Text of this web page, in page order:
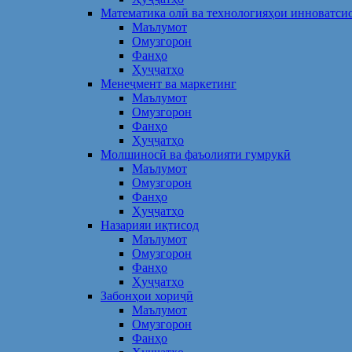
Математика олӣ ва технологияҳои
Маълумот
Омузгорон
Фанҳо
Ҳуҷҷатҳо
Менеҷмент ва маркетинг
Маълумот
Омузгорон
Фанҳо
Ҳуҷҷатҳо
Молшиносӣ ва фаъолияти гумрукӣ
Маълумот
Омузгорон
Фанҳо
Ҳуҷҷатҳо
Назарияи иқтисод
Маълумот
Омузгорон
Фанҳо
Ҳуҷҷатҳо
Забонҳои хориҷӣ
Маълумот
Омузгорон
Фанҳо